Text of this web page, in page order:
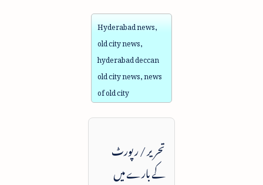
Hyderabad news,
old city news,
hyderabad deccan
old city news, news
of old city
تحریر / رپورٹ
کے بارے میں